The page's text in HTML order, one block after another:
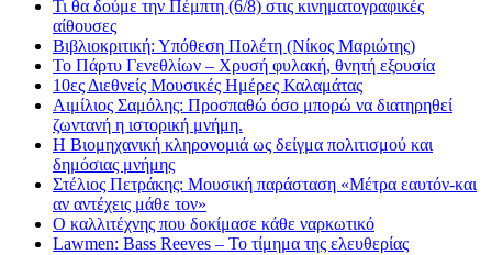
Τι θα δούμε την Πέμπτη (6/8) στις κινηματογραφικές
αίθουσες
Βιβλιοκριτική: Υπόθεση Πολέτη (Νίκος Μαριώτης)
Το Πάρτυ Γενεθλίων – Χρυσή φυλακή, θνητή εξουσία
10ες Διεθνείς Μουσικές Ημέρες Καλαμάτας
Αιμίλιος Σαμόλης: Προσπαθώ όσο μπορώ να διατηρηθεί
ζωντανή η ιστορική μνήμη.
Η Βιομηχανική κληρονομιά ως δείγμα πολιτισμού και
δημόσιας μνήμης
Στέλιος Πετράκης: Μουσική παράσταση «Μέτρα εαυτόν-και
αν αντέχεις μάθε τον»
Ο καλλιτέχνης που δοκίμασε κάθε ναρκωτικό
Lawmen: Bass Reeves – Το τίμημα της ελευθερίας